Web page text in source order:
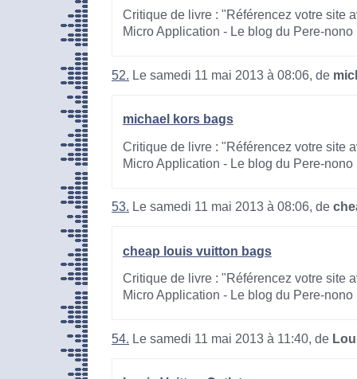
Critique de livre : "Référencez votre site
Micro Application - Le blog du Pere-nono
52. Le samedi 11 mai 2013 à 08:06, de
michael kors bags
Critique de livre : "Référencez votre site
Micro Application - Le blog du Pere-nono
53. Le samedi 11 mai 2013 à 08:06, de
cheap louis vuitton bags
Critique de livre : "Référencez votre site
Micro Application - Le blog du Pere-nono
54. Le samedi 11 mai 2013 à 11:40, de